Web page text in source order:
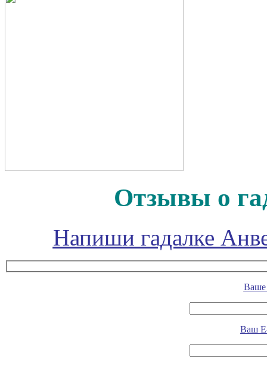
Отзывы о
Напиши гадалке
Ваше
Ваш